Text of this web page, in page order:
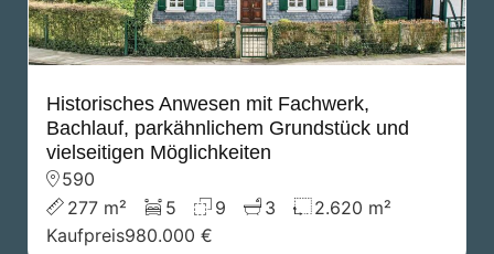
Historisches Anwesen mit Fachwerk,
Bachlauf, parkähnlichem Grundstück und
vielseitigen Möglichkeiten
590
277 m²
5 9 3
2.620 m²
Kaufpreis980.000 €